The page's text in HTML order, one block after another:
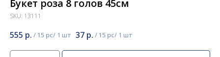
Букет роза 8 голов 45см
SKU: 13111
555 р. / 15 pc 37 р. / 15 pc